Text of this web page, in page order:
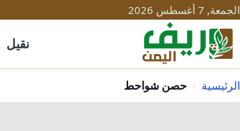
الجمعة, 7 أغسطس 2026
نقيل
الرئيسية › حصن شواحط